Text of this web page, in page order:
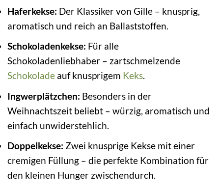
Haferkekse: Der Klassiker von Gille – knusprig,
aromatisch und reich an Ballaststoffen.
Schokoladenkekse: Für alle
Schokoladenliebhaber – zartschmelzende
Schokolade auf knusprigem Keks.
Ingwerplätzchen: Besonders in der
Weihnachtszeit beliebt – würzig, aromatisch und
einfach unwiderstehlich.
Doppelkekse: Zwei knusprige Kekse mit einer
cremigen Füllung – die perfekte Kombination für
den kleinen Hunger zwischendurch.